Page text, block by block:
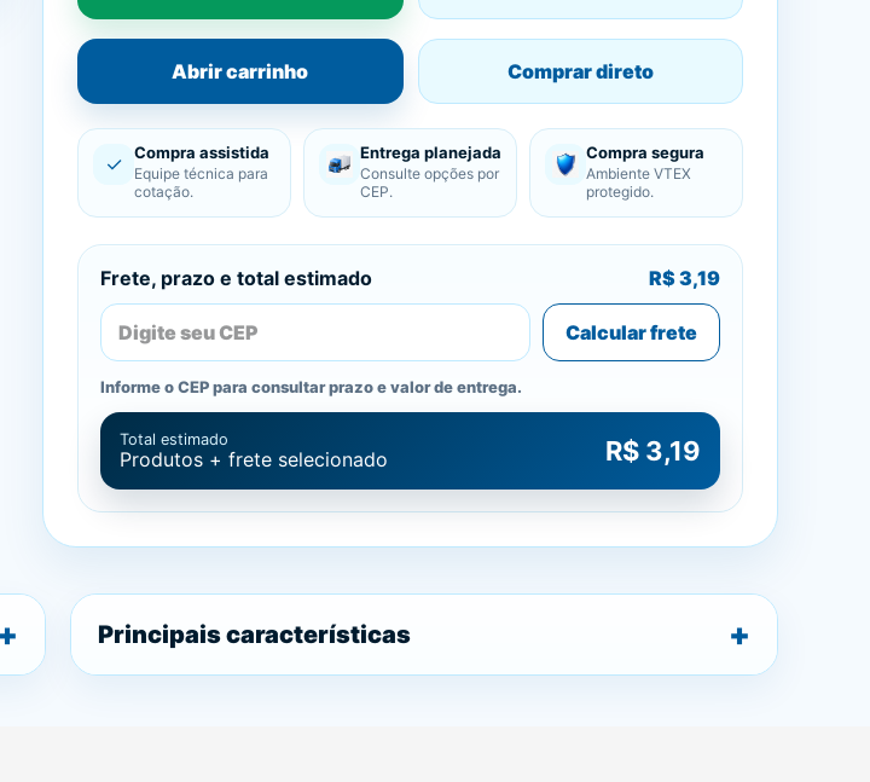
Abrir carrinho Comprar direto
✓ Compra assistida
Equipe técnica para
cotação.
Entrega planejada
Consulte opções por
CEP.
Compra segura
Ambiente VTEX
protegido.
Frete, prazo e total estimado R$ 3,19
Calcular frete
Informe o CEP para consultar prazo e valor de entrega.
Total estimado
Produtos + frete selecionado R$ 3,19
Principais características